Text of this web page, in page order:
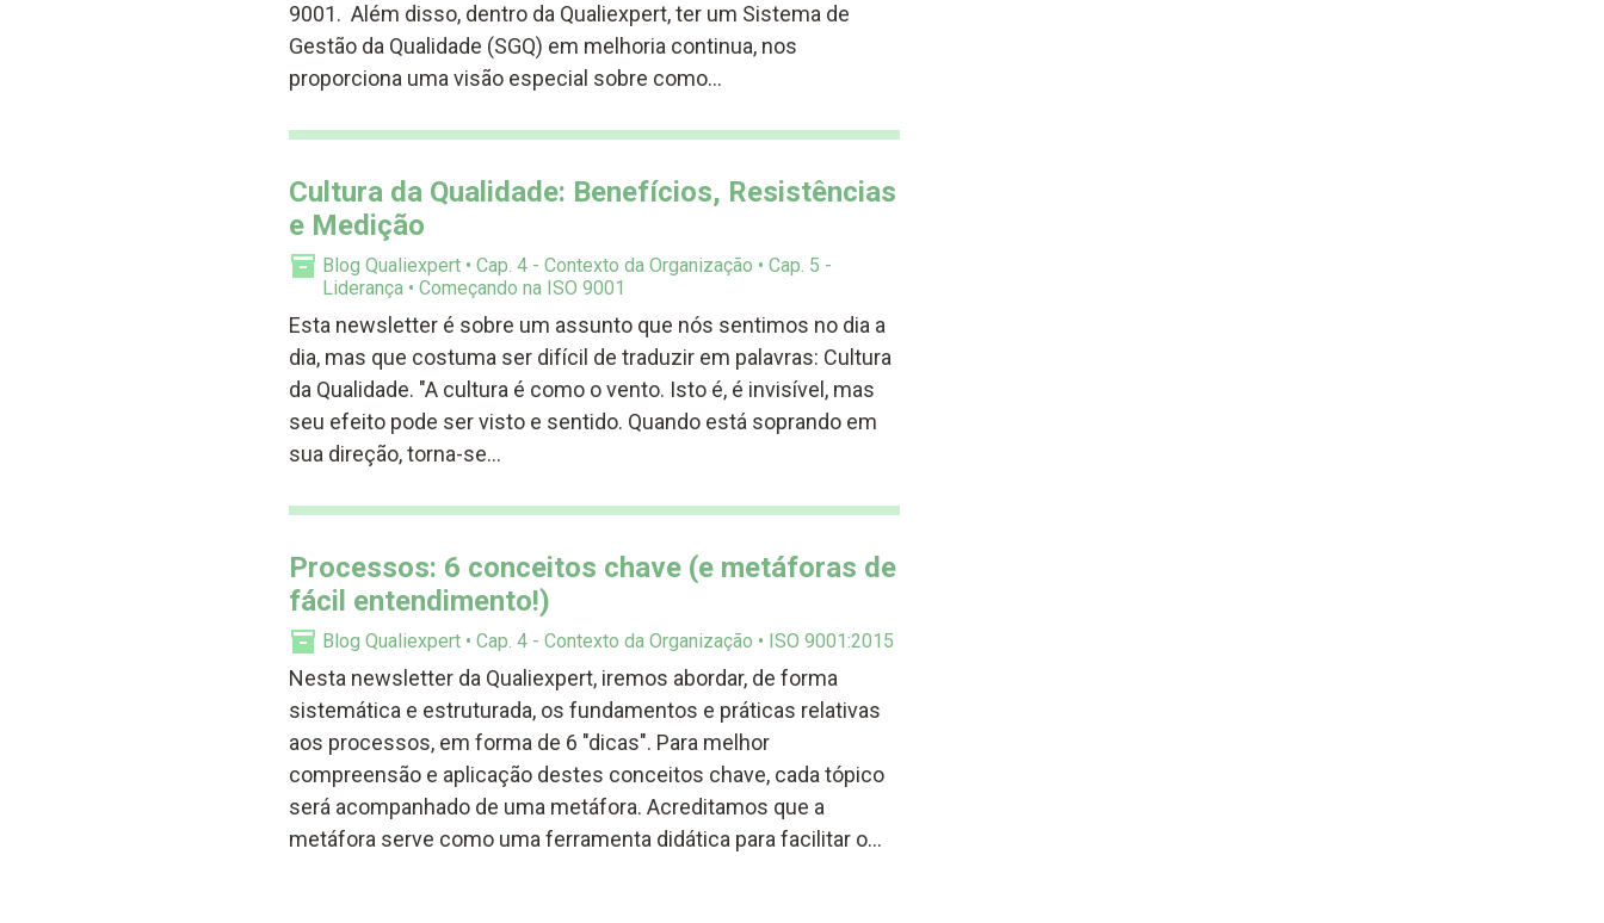
9001. Além disso, dentro da Qualiexpert, ter um Sistema de
Gestão da Qualidade (SGQ) em melhoria continua, nos
proporciona uma visão especial sobre como…
Cultura da Qualidade: Benefícios, Resistências
e Medição
Blog Qualiexpert Cap. 4 - Contexto da Organização
Cap. 5 -
Liderança
Começando na ISO 9001
Esta newsletter é sobre um assunto que nós sentimos no dia a
dia, mas que costuma ser difícil de traduzir em palavras: Cultura
da Qualidade. "A cultura é como o vento. Isto é, é invisível, mas
seu efeito pode ser visto e sentido. Quando está soprando em
sua direção, torna-se…
Processos: 6 conceitos chave (e metáforas de
fácil entendimento!)
Blog Qualiexpert Cap. 4 - Contexto da Organização ISO 9001:2015
Nesta newsletter da Qualiexpert, iremos abordar, de forma
sistemática e estruturada, os fundamentos e práticas relativas
aos processos, em forma de 6 "dicas". Para melhor
compreensão e aplicação destes conceitos chave, cada tópico
será acompanhado de uma metáfora. Acreditamos que a
metáfora serve como uma ferramenta didática para facilitar o…